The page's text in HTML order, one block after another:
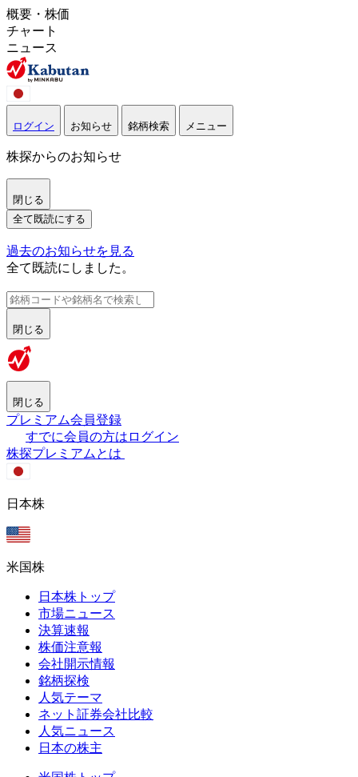
概要・株価
チャート
ニュース
ログイン お知らせ 銘柄検索 メニュー
株探からのお知らせ
閉じる
全て既読にする
過去のお知らせを見る
全て既読にしました。
閉じる
閉じる
プレミアム会員登録
すでに会員の方はログイン
株探プレミアムとは
日本株
米国株
日本株トップ
市場ニュース
決算速報
株価注意報
会社開示情報
銘柄探検
人気テーマ
ネット証券会社比較
人気ニュース
日本の株主